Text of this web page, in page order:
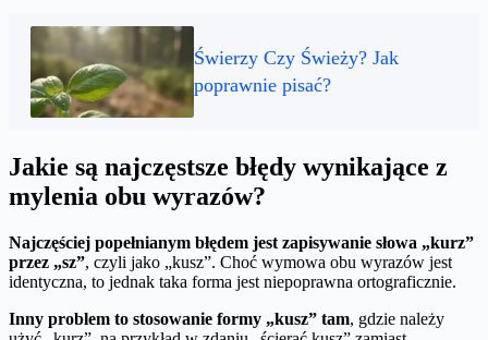
Świerzy Czy Świeży? Jak
poprawnie pisać?
Jakie są najczęstsze błędy wynikające z
mylenia obu wyrazów?
Najczęściej popełnianym błędem jest zapisywanie słowa „kurz”
przez „sz”, czyli jako „kusz”. Choć wymowa obu wyrazów jest
identyczna, to jednak taka forma jest niepoprawna ortograficznie.
Inny problem to stosowanie formy „kusz” tam, gdzie należy